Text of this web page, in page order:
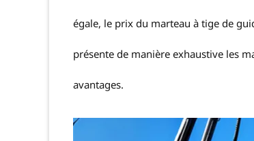
égale, le prix du marteau à tige de
présente de manière exhaustive les
avantages.